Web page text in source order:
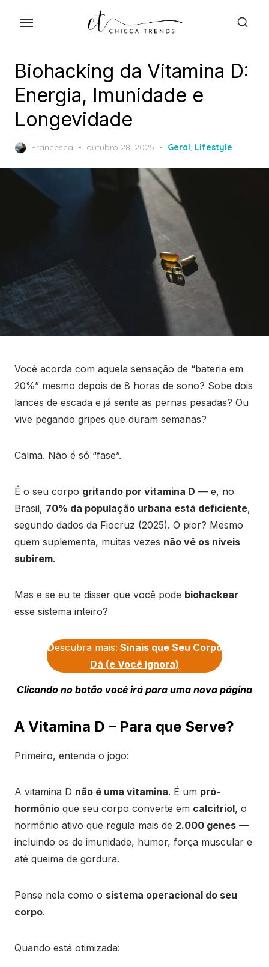
Biohacking da Vitamina D:
Energia, Imunidade e
Longevidade
Francesca
Posted
outubro 28, 2025 Geral, Lifestyle
Você acorda com aquela sensação de “bateria em
20%” mesmo depois de 8 horas de sono? Sobe dois
lances de escada e já sente as pernas pesadas? Ou
vive pegando gripes que duram semanas?
Calma. Não é só “fase”.
É o seu corpo gritando por vitamina D — e, no
Brasil, 70% da população urbana está deficiente,
segundo dados da Fiocruz (2025). O pior? Mesmo
quem suplementa, muitas vezes não vê os níveis
subirem.
Mas e se eu te disser que você pode biohackear
esse sistema inteiro?
Descubra mais: Sinais que Seu Corpo
Dá (e Você Ignora)
Clicando no botão você irá para uma nova página
A Vitamina D – Para que Serve?
Primeiro, entenda o jogo:
A vitamina D não é uma vitamina. É um pró-
hormônio que seu corpo converte em calcitriol, o
hormônio ativo que regula mais de 2.000 genes —
incluindo os de imunidade, humor, força muscular e
até queima de gordura.
Pense nela como o sistema operacional do seu
corpo.
Quando está otimizada: